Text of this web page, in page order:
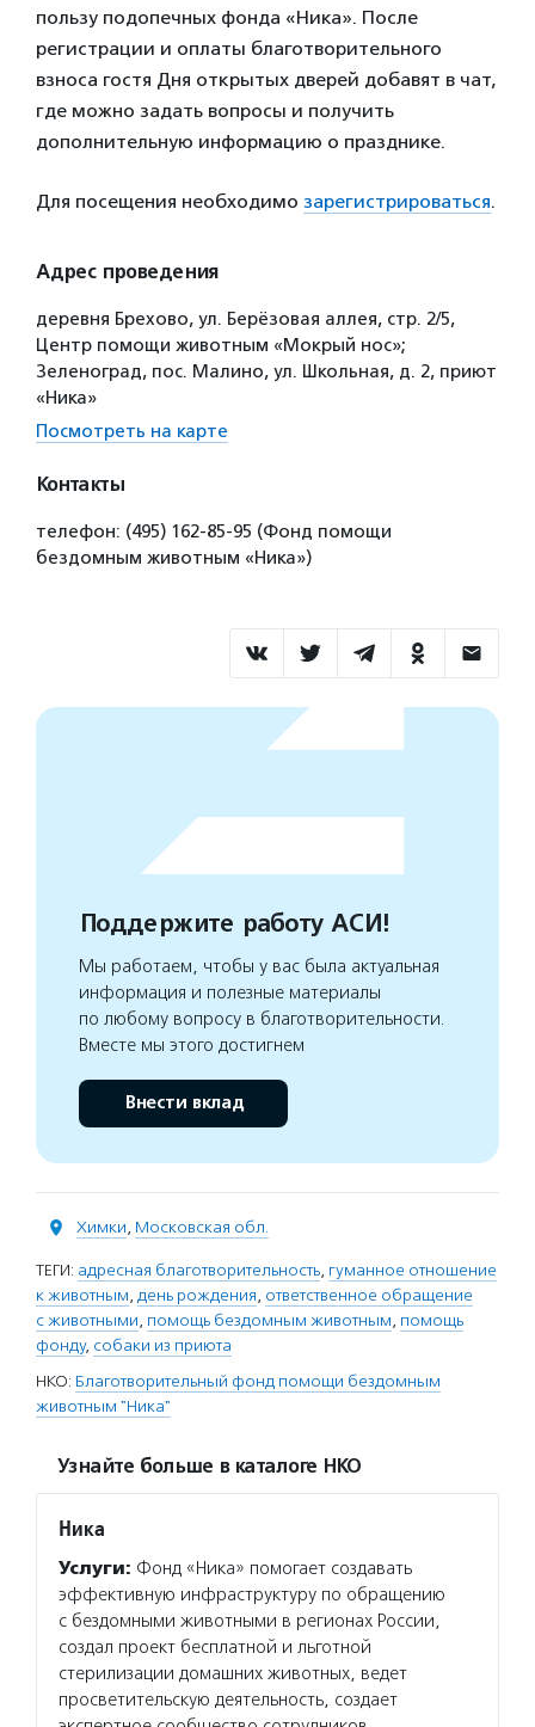
пользу подопечных фонда «Ника». После
регистрации и оплаты благотворительного
взноса гостя Дня открытых дверей добавят в чат,
где можно задать вопросы и получить
дополнительную информацию о празднике.
Для посещения необходимо зарегистрироваться.
Адрес проведения
деревня Брехово, ул. Берёзовая аллея, стр. 2/5,
Центр помощи животным «Мокрый нос»;
Зеленоград, пос. Малино, ул. Школьная, д. 2, приют
«Ника»
Посмотреть на карте
Контакты
телефон: (495) 162-85-95 (Фонд помощи
бездомным животным «Ника»)
Поддержите работу АСИ!
Мы работаем, чтобы у вас была актуальная
информация и полезные материалы
по любому вопросу в благотворительности.
Вместе мы этого достигнем
Внести вклад
Химки, Московская обл.
ТЕГИ: адресная благотворительность, гуманное отношение
к животным, день рождения, ответственное обращение
с животными, помощь бездомным животным, помощь
фонду, собаки из приюта
НКО: Благотворительный фонд помощи бездомным
животным "Ника"
Узнайте больше в каталоге НКО
Ника
Услуги: Фонд «Ника» помогает создавать
эффективную инфраструктуру по обращению
с бездомными животными в регионах России,
создал проект бесплатной и льготной
стерилизации домашних животных, ведет
просветительскую деятельность, создает